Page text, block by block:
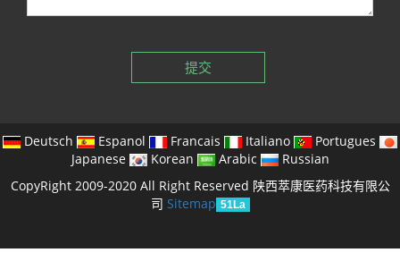
提交
Deutsch Espanol Francais Italiano
Portugues
Japanese
Korean Arabic
Russian
CopyRight 2009-2020 All Right Reserved 陕西萃康医药科技有限公
司 Sitemap 51La